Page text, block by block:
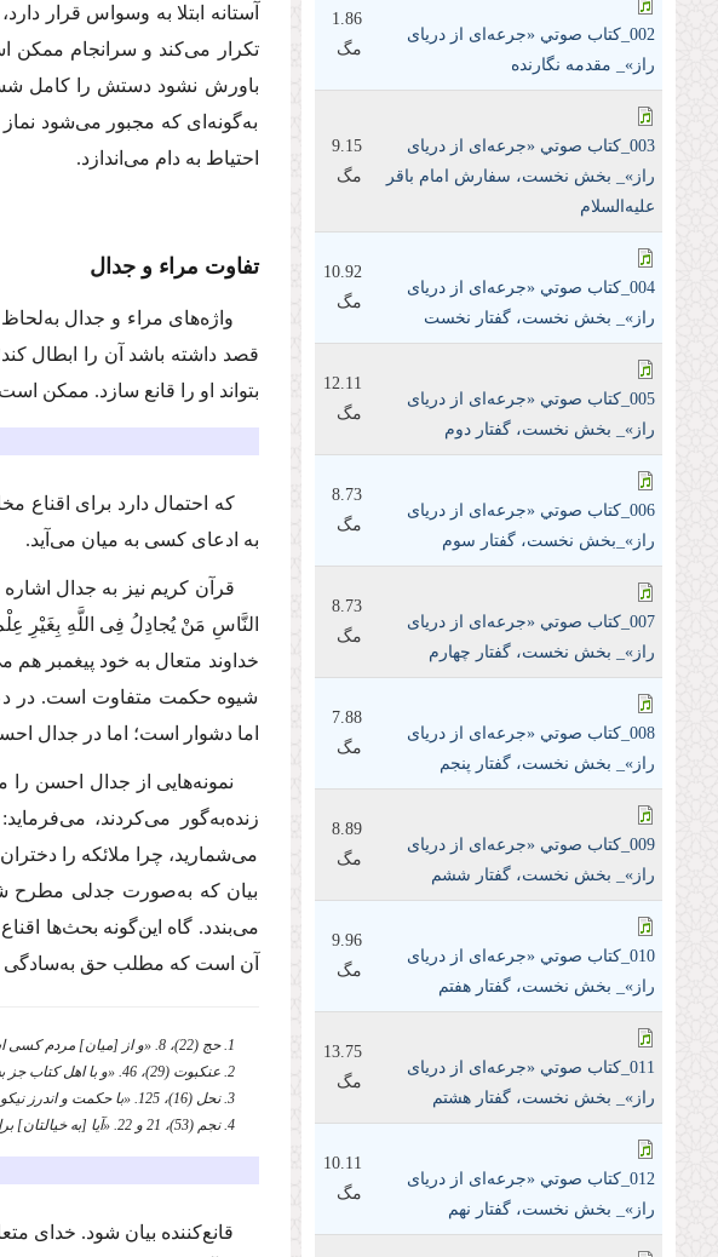
002_كتاب صوتي «جرعه‌ای از دریای
راز»_ مقدمه نگارنده
1.86
مگ
003_كتاب صوتي «جرعه‌ای از دریای
راز»_ بخش نخست، سفارش امام باقر
علیه‌السلام
9.15
مگ
004_كتاب صوتي «جرعه‌ای از دریای
راز»_ بخش نخست، گفتار نخست
10.92
مگ
005_كتاب صوتي «جرعه‌ای از دریای
راز»_ بخش نخست، گفتار دوم
12.11
مگ
006_كتاب صوتي «جرعه‌ای از دریای
راز»_بخش نخست، گفتار سوم
8.73
مگ
007_كتاب صوتي «جرعه‌ای از دریای
راز»_ بخش نخست، گفتار چهارم
8.73
مگ
008_كتاب صوتي «جرعه‌ای از دریای
راز»_ بخش نخست، گفتار پنجم
7.88
مگ
009_كتاب صوتي «جرعه‌ای از دریای
راز»_ بخش نخست، گفتار ششم
8.89
مگ
010_كتاب صوتي «جرعه‌ای از دریای
راز»_ بخش نخست، گفتار هفتم
9.96
مگ
011_كتاب صوتي «جرعه‌ای از دریای
راز»_ بخش نخست، گفتار هشتم
13.75
مگ
012_كتاب صوتي «جرعه‌ای از دریای
راز»_ بخش نخست، گفتار نهم
10.11
مگ
آستانه ابتلا به وسواس قرار
تکرار می‌کند و سرانجام
باورش نشود دستش را کامل
به‌گونه‌ای که مجبور می‌شود نماز
احتیاط به دام می‌اندازد.
تفاوت مراء و جدال
واژه‌های مراء و جدال
قصد داشته باشد آن را ابطال
بتواند او را قانع سازد. ممکن
که احتمال دارد برای اقناع
به ادعای کسی به میان می‌آید.
قرآن کریم نیز به جدال
النَّاسِ مَنْ یُجادِلُ فِی اللَّهِ بِغَیْرِ
خداوند متعال به خود پیغمبر هم
شیوه حکمت متفاوت است. در
اما دشوار است؛ اما در جدال
نمونه‌هایی از جدال احسن را
زنده‌به‌گور می‌کردند، می‌فرماید:
می‌شمارید، چرا ملائکه را
بیان که به‌صورت جدلی مطرح
می‌بندد. گاه این‌گونه بحث‌ها
آن است که مطلب حق به‌سادگی
1. حج (22)، 8. «و از [میان‏] مردم كسى است كه درباره خدا بدون هیچ دانش و بى‏هیچ رهنمود و كتاب روشنى به مجادله مى‏پردازد».
2. عنکبوت (29)، 46. «و با اهل كتاب جز به شیوه‏اى كه نیكوتر است مجادله مكنید».
3. نحل (16)، 125. «با حكمت و اندرز نیكو به راه پروردگارت دعوت كن و با آنان به [شیوه‏اى‏] كه نیكوتر است مجادله نماى».
4. نجم (53)، 21 و 22. «آیا [به خیالتان‏] براى شما پسر است و براى او دختر؟* در این ‌صورت، این تقسیمِ نادرستى است».
قانع‌کننده بیان ‌شود. خدای